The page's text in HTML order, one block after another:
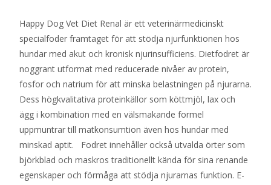
Happy Dog Vet Diet Renal är ett veterinärmedicinskt
specialfoder framtaget för att stödja njurfunktionen hos
hundar med akut och kronisk njurinsufficiens. Dietfodret är
noggrant utformat med reducerade nivåer av protein,
fosfor och natrium för att minska belastningen på njurarna.
Dess högkvalitativa proteinkällor som köttmjöl, lax och
ägg i kombination med en välsmakande formel
uppmuntrar till matkonsumtion även hos hundar med
minskad aptit. Fodret innehåller också utvalda örter som
björkblad och maskros traditionellt kända för sina renande
egenskaper och förmåga att stödja njurarnas funktion. E-